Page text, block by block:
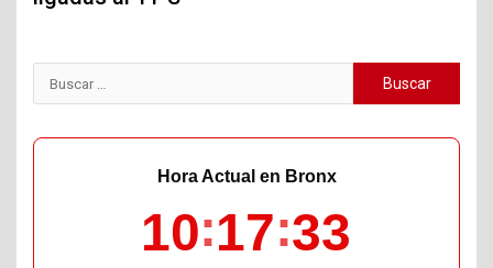
Buscar:
Hora Actual en Bronx
10 17 34